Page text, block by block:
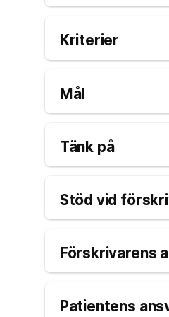
Kriterier
Mål
Tänk på
Stöd vid
Förskrivarens
Patientens